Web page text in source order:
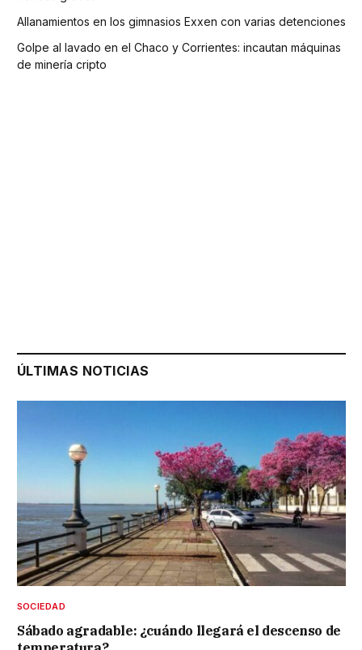
Allanamientos en los gimnasios Exxen con varias detenciones
Golpe al lavado en el Chaco y Corrientes: incautan máquinas
de minería cripto
ÚLTIMAS NOTICIAS
SOCIEDAD
Sábado agradable: ¿cuándo llegará el descenso de